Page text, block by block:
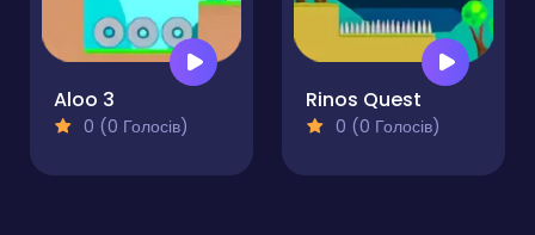
Aloo 3
0 (0 Голосів)
Rinos Quest
0 (0 Голосів)